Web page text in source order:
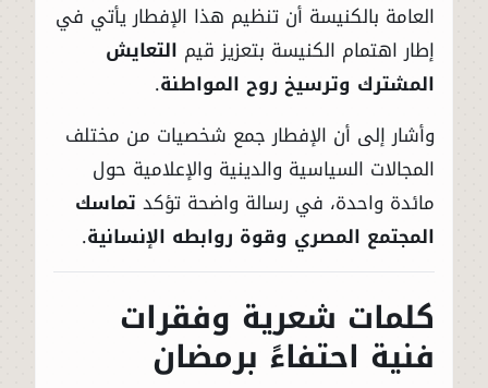
العامة بالكنيسة أن تنظيم هذا الإفطار يأتي في
إطار اهتمام الكنيسة بتعزيز قيم التعايش
المشترك وترسيخ روح المواطنة.
وأشار إلى أن الإفطار جمع شخصيات من مختلف
المجالات السياسية والدينية والإعلامية حول
مائدة واحدة، في رسالة واضحة تؤكد تماسك
المجتمع المصري وقوة روابطه الإنسانية.
كلمات شعرية وفقرات
فنية احتفاءً برمضان